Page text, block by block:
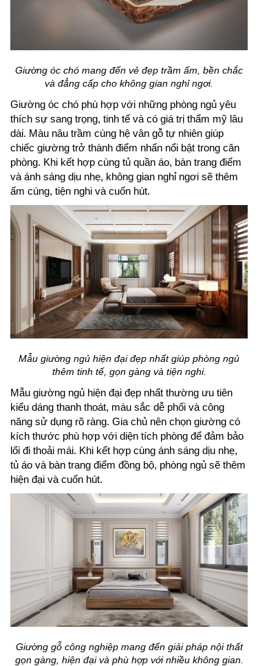
Giường óc chó mang đến vẻ đẹp trầm ấm, bền chắc
và đẳng cấp cho không gian nghỉ ngơi.
Giường óc chó phù hợp với những phòng ngủ yêu
thích sự sang trọng, tinh tế và có giá trị thẩm mỹ lâu
dài. Màu nâu trầm cùng hệ vân gỗ tự nhiên giúp
chiếc giường trở thành điểm nhấn nổi bật trong căn
phòng. Khi kết hợp cùng tủ quần áo, bàn trang điểm
và ánh sáng dịu nhẹ, không gian nghỉ ngơi sẽ thêm
ấm cúng, tiện nghi và cuốn hút.
Mẫu giường ngủ hiện đại đẹp nhất giúp phòng ngủ
thêm tinh tế, gọn gàng và tiện nghi.
Mẫu giường ngủ hiện đại đẹp nhất thường ưu tiên
kiểu dáng thanh thoát, màu sắc dễ phối và công
năng sử dụng rõ ràng. Gia chủ nên chọn giường có
kích thước phù hợp với diện tích phòng để đảm bảo
lối đi thoải mái. Khi kết hợp cùng ánh sáng dịu nhẹ,
tủ áo và bàn trang điểm đồng bộ, phòng ngủ sẽ thêm
hiện đại và cuốn hút.
Giường gỗ công nghiệp mang đến giải pháp nội thất
gọn gàng, hiện đại và phù hợp với nhiều không gian.